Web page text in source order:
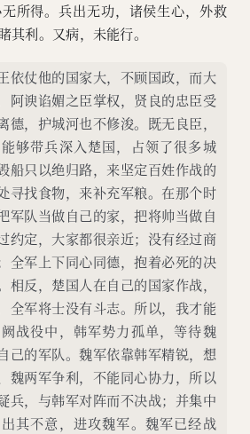
所得。兵出无功，诸侯生心，外救
其利。又病，未能行。
依仗他的国家大，不顾国政，而大
阿谀谄媚之臣掌权，贤良的忠臣受
德，护城河也不修浚。既无良臣，
够带兵深入楚国，占领了很多城
船只以绝归路，来坚定百姓作战的
寻找食物，来补充军粮。在那个时
军队当做自己的家，把将帅当做自
约定，大家都很亲近；没有经过商
全军上下同心同德，抱着必死的决
相反，楚国人在自己的国家作战，
全军将士没有斗志。所以，我才能
战役中，韩军势力孤单，等待魏
己的军队。魏军依靠韩军精锐，想
魏两军争利，不能同心协力，所以
兵，与韩军对阵而不决战；并集中
其不意，进攻魏军。魏军已经战